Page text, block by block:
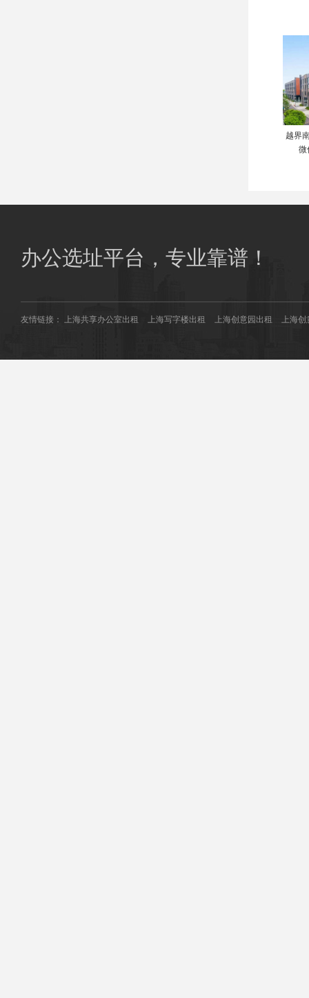
越界
微
办公选址平台，专业靠谱！
友情链接： 上海共享办公室出租 上海写字楼出租 上海创意园出租 上海创